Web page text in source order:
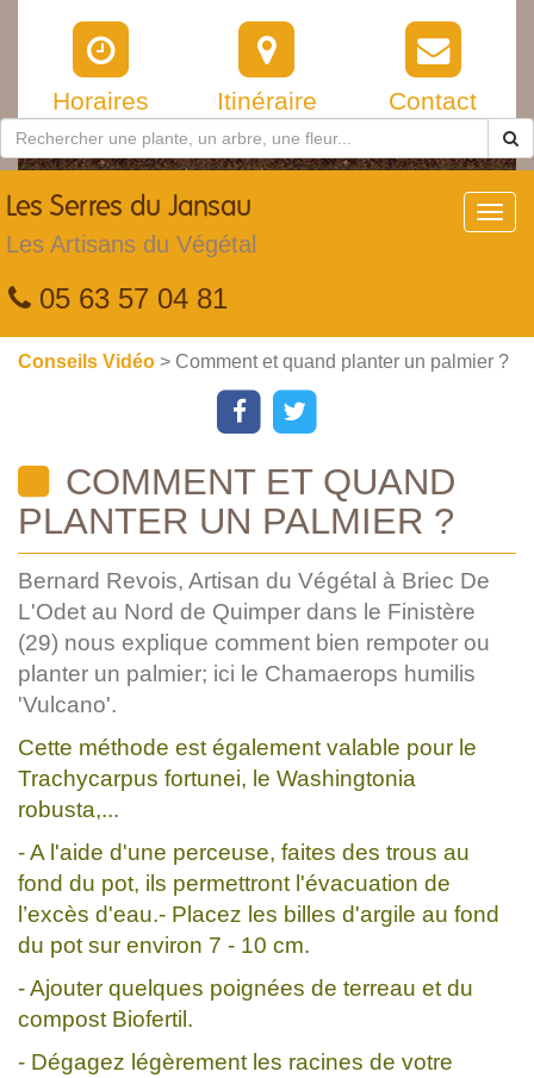
Horaires Itinéraire Contact
Les Serres du Jansau
Les Artisans du Végétal
05 63 57 04 81
Conseils Vidéo > Comment et quand planter un palmier ?
COMMENT ET QUAND
PLANTER UN PALMIER ?
Bernard Revois, Artisan du Végétal à Briec De
L'Odet au Nord de Quimper dans le Finistère
(29) nous explique comment bien rempoter ou
planter un palmier; ici le Chamaerops humilis
'Vulcano'.
Cette méthode est également valable pour le
Trachycarpus fortunei, le Washingtonia
robusta,...
- A l'aide d'une perceuse, faites des trous au
fond du pot, ils permettront l'évacuation de
l’excès d'eau.- Placez les billes d'argile au fond
du pot sur environ 7 - 10 cm.
- Ajouter quelques poignées de terreau et du
compost Biofertil.
- Dégagez légèrement les racines de votre